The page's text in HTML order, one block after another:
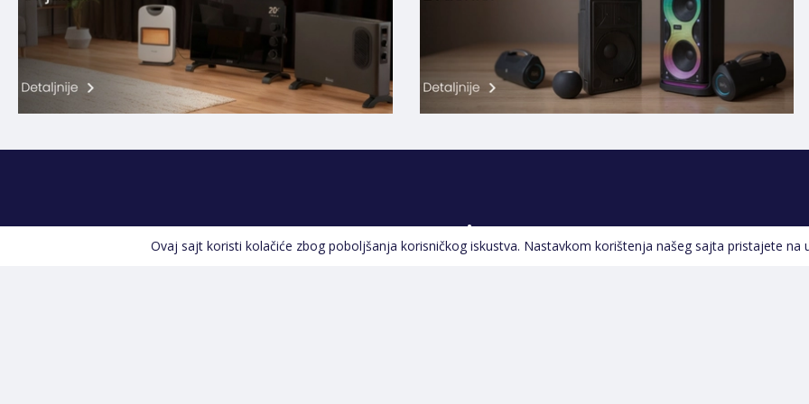
Pratite nas
Ovaj sajt koristi kolačiće zbog poboljšanja korisničkog iskustva. Nastavkom korištenja našeg sajta pristajete na